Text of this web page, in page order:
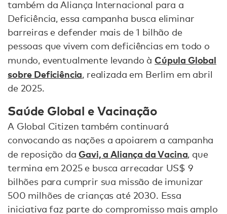
também da Aliança Internacional para a
Deficiência, essa campanha busca eliminar
barreiras e defender mais de 1 bilhão de
pessoas que vivem com deficiências em todo o
mundo, eventualmente levando àCúpula Global
sobre Deficiência, realizada em Berlim em abril
de 2025.
Saúde Global e Vacinação
A Global Citizen também continuará
convocando as nações a apoiarem a campanha
de reposição daGavi, a Aliança da Vacina, que
termina em 2025 e busca arrecadar US$ 9
bilhões para cumprir sua missão de imunizar
500 milhões de crianças até 2030. Essa
iniciativa faz parte do compromisso mais amplo